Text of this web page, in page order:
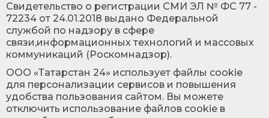
Cвидетельство о регистрации СМИ ЭЛ № ФС 77 -
72234 от 24.01.2018 выдано Федеральной
службой по надзору в сфере
связи,информационных технологий и массовых
коммуникаций (Роскомнадзор).
ООО «Татарстан 24» использует файлы cookie
для персонализации сервисов и повышения
удобства пользования сайтом. Вы можете
отключить использование файлов cookie в